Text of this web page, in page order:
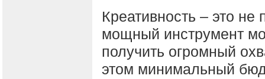
Креативность – это
мощный инструмент
получить огромный
этом минимальный